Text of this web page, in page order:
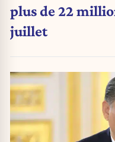
plus de 22
juillet